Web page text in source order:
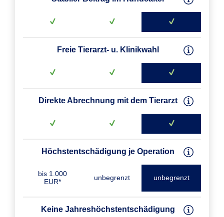
Freie Tierarzt- u. Klinikwahl
Direkte Abrechnung mit dem Tierarzt
Höchstentschädigung je Operation
bis 1.000
EUR*
unbegrenzt unbegrenzt
Keine Jahreshöchst­entschädigung